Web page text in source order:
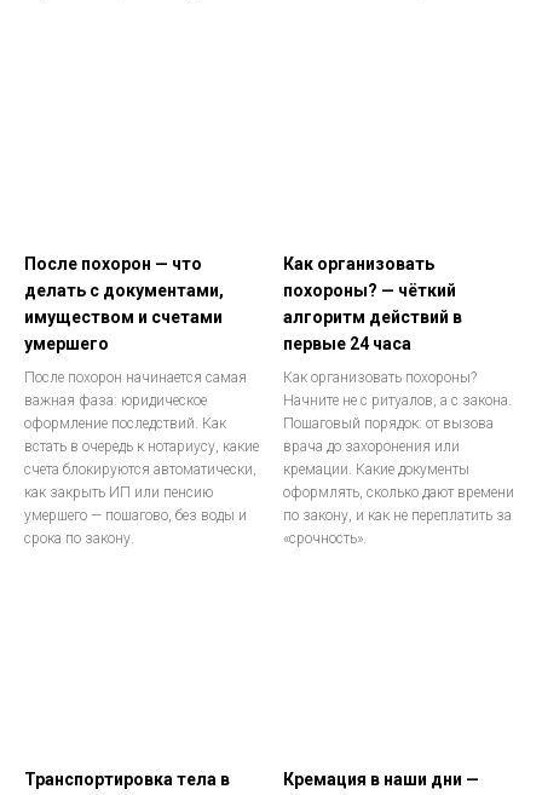
После похорон — что
делать с документами,
имуществом и счетами
умершего
После похорон начинается самая
важная фаза: юридическое
оформление последствий. Как
встать в очередь к нотариусу, какие
счета блокируются автоматически,
как закрыть ИП или пенсию
умершего — пошагово, без воды и
срока по закону.
Как организовать
похороны? — чёткий
алгоритм действий в
первые 24 часа
Как организовать похороны?
Начните не с ритуалов, а с закона.
Пошаговый порядок: от вызова
врача до захоронения или
кремации. Какие документы
оформлять, сколько дают времени
по закону, и как не переплатить за
«срочность».
Транспортировка тела в
Кремация в наши дни —